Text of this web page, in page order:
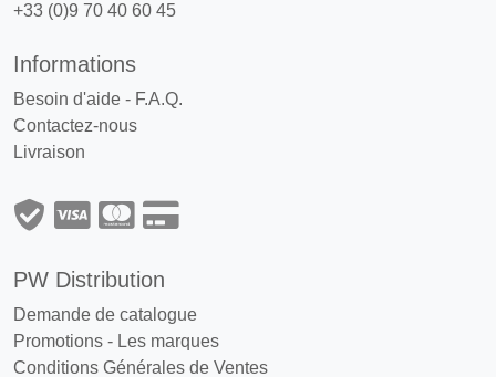
+33 (0)9 70 40 60 45
Informations
Besoin d'aide - F.A.Q.
Contactez-nous
Livraison
PW Distribution
Demande de catalogue
Promotions - Les marques
Conditions Générales de Ventes